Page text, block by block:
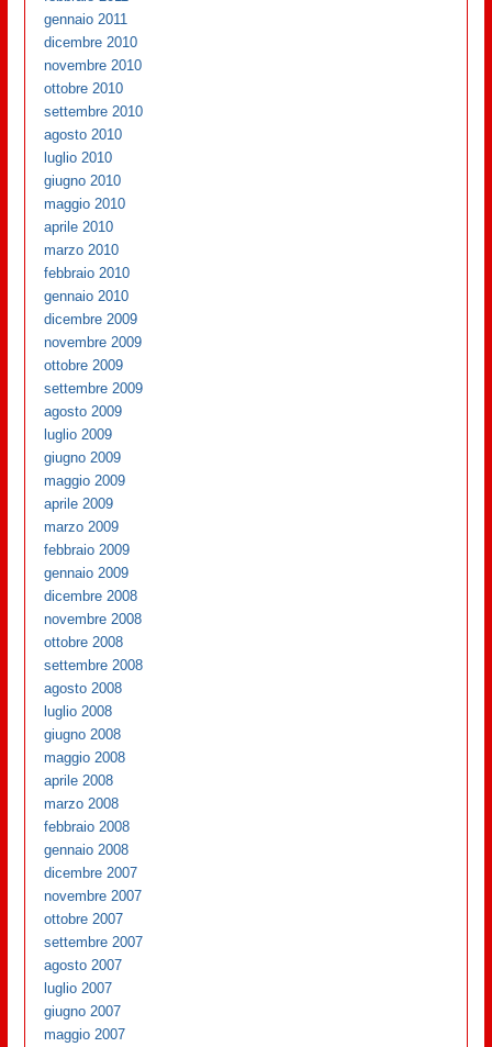
gennaio 2011
dicembre 2010
novembre 2010
ottobre 2010
settembre 2010
agosto 2010
luglio 2010
giugno 2010
maggio 2010
aprile 2010
marzo 2010
febbraio 2010
gennaio 2010
dicembre 2009
novembre 2009
ottobre 2009
settembre 2009
agosto 2009
luglio 2009
giugno 2009
maggio 2009
aprile 2009
marzo 2009
febbraio 2009
gennaio 2009
dicembre 2008
novembre 2008
ottobre 2008
settembre 2008
agosto 2008
luglio 2008
giugno 2008
maggio 2008
aprile 2008
marzo 2008
febbraio 2008
gennaio 2008
dicembre 2007
novembre 2007
ottobre 2007
settembre 2007
agosto 2007
luglio 2007
giugno 2007
maggio 2007